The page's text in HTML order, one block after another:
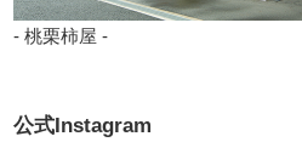
- 桃栗柿屋 -
公式Instagram